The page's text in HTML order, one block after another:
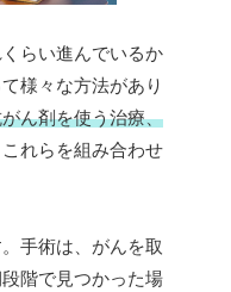
らい進んでいるか
様々な方法があり
ん剤を使う治療、
れらを組み合わせ
手術は、がんを取
階で見つかった場